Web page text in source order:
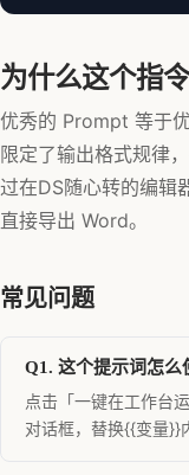
为什么这个指令
优秀的 Prompt 等于
限定了输出格式规律
过在DS随心转的编辑
直接导出 Word。
常见问题
Q1. 这个提示词怎么
点击「一键在工作台
对话框，替换{{变量}}